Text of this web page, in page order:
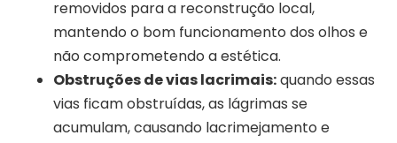
removidos para a reconstrução local,
mantendo o bom funcionamento dos olhos e
não comprometendo a estética.
Obstruções de vias lacrimais:quando essas
vias ficam obstruídas, as lágrimas se
acumulam, causando lacrimejamento e